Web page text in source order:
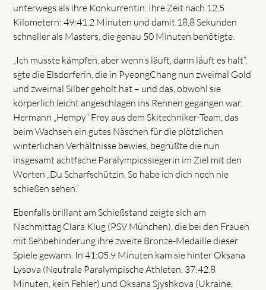
unterwegs als ihre Konkurrentin. Ihre Zeit nach 12,5
Kilometern: 49:41.2 Minuten und damit 18,8 Sekunden
schneller als Masters, die genau 50 Minuten benötigte.
„Ich musste kämpfen, aber wenn’s läuft, dann läuft es halt“,
sgte die Elsdorferin, die in PyeongChang nun zweimal Gold
und zweimal Silber geholt hat – und das, obwohl sie
körperlich leicht angeschlagen ins Rennen gegangen war.
Hermann „Hempy“ Frey aus dem Skitechniker-Team, das
beim Wachsen ein gutes Näschen für die plötzlichen
winterlichen Verhältnisse bewies, begrüßte die nun
insgesamt achtfache Paralympicssiegerin im Ziel mit den
Worten „Du Scharfschützin. So habe ich dich noch nie
schießen sehen.“
Ebenfalls brillant am Schießstand zeigte sich am
Nachmittag Clara Klug (PSV München), die bei den Frauen
mit Sehbehinderung ihre zweite Bronze-Medaille dieser
Spiele gewann. In 41:05.9 Minuten kam sie hinter Oksana
Lysova (Neutrale Paralympische Athleten, 37:42.8
Minuten, kein Fehler) und Oksana Sjyshkova (Ukraine,